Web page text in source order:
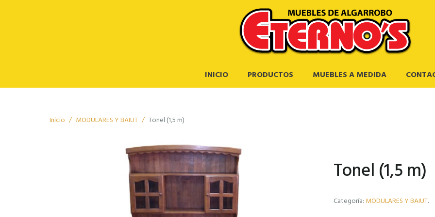
INICIO PRODUCTOS MUEBLES A MEDIDA
Inicio MODULARES Y BAIUT Tonel (1,5 m)
Tonel (1,5 m)
Categoría: MODULARES Y BAIUT.